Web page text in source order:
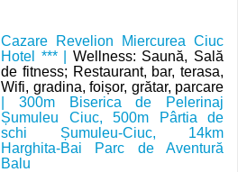
Cazare Revelion Miercurea Ciuc
Hotel *** | Wellness: Saună, Sală
de fitness; Restaurant, bar, terasa,
Wifi, gradina, foișor, grătar, parcare
| 300m Biserica de Pelerinaj
Șumuleu Ciuc, 500m Pârtia de
schi Șumuleu-Ciuc, 14km
Harghita-Bai Parc de Aventură
Balu